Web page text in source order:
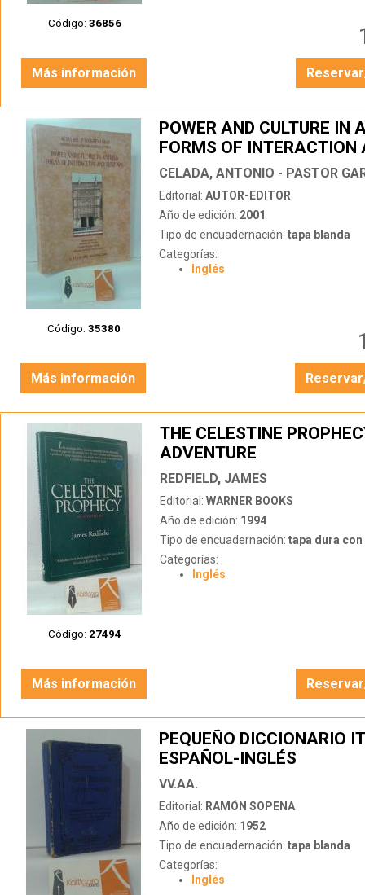
Código: 36856
Más información
Código: 35380
POWER AND CULTURE IN
FORMS OF INTERACTION
RENEWAL (ACTAS DEL V
CONGRESO SAAS.
ASSOCIATION FOR
STUDIES)
Editorial: AUTOR-EDITOR
Año de edición: 2001
Tipo de encuadernación: tapa blanda
Categorías:
Inglés
Más información
Código: 27494
THE CELESTINE
ADVENTURE
REDFIELD, JAMES
Editorial: WARNER BOOKS
Año de edición: 1994
Tipo de encuadernación: tapa dura con
Categorías:
Inglés
Más información
PEQUEÑO DICCIONARIO
ESPAÑOL-INGLÉS
VV.AA.
Editorial: RAMÓN SOPENA
Año de edición: 1952
Tipo de encuadernación: tapa blanda
Categorías:
Inglés